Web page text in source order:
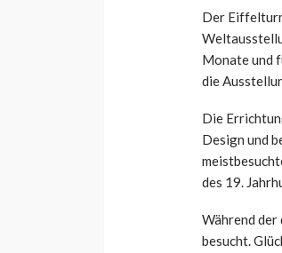
Der
Monate und
die
Die
Design und
des 19.
Während
besucht.